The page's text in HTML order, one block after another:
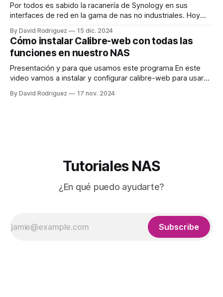
Por todos es sabido la racanería de Synology en sus
interfaces de red en la gama de nas no industriales. Hoy
2,5G. En mi casa tengo un switch Qnap de 2,5G del que
están conectados el Mac mini
By David Rodriguez 15 dic. 2024
Cómo instalar Calibre-web con todas las
funciones en nuestro NAS
Presentación y para que usamos este programa En este
video vamos a instalar y configurar calibre-web para usar
nuestra biblioteca y convertir libros. ¿Sabés que todo eso lo
By David Rodriguez 17 nov. 2024
Tutoriales NAS
¿En qué puedo ayudarte?
Subscribe